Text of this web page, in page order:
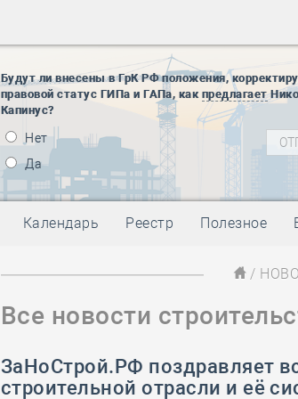
Будут ли внесены в ГрК РФ положения,
правовой статус ГИПа и ГАПа, как предлагает
Капинус?
Нет
Да
Календарь Реестр Полезное
/
Все новости
ЗаНоСтрой.РФ поздравляет
строительной отрасли и её